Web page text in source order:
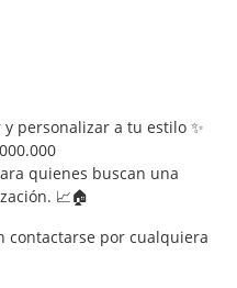
personalizar a tu estilo ✨
quienes buscan una
📈🏠
contactarse por cualquiera